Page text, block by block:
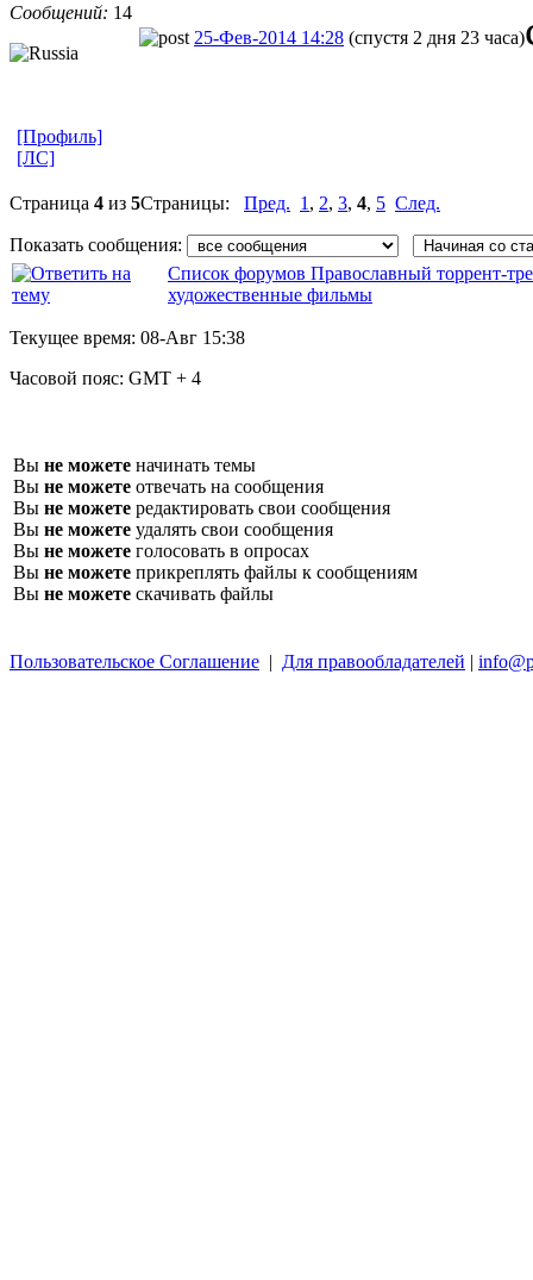
Сообщений: 14
25-Фев-2014 14:28 (спустя 2 дня 23 часа)
[Профиль]
[ЛС]
Страница 4 из 5Страницы: Пред. 1 , 2, 3, 4, 5 След.
Показать сообщения:
Список форумов Православный торрент-
художественные фильмы
Текущее время: 08-Авг 15:38
Часовой пояс: GMT + 4
Вы не можете начинать темы
Вы не можете отвечать на сообщения
Вы не можете редактировать свои сообщения
Вы не можете удалять свои сообщения
Вы не можете голосовать в опросах
Вы не можете прикреплять файлы к сообщениям
Вы не можете скачивать файлы
Пользовательское Соглашение | Для правообладателей |